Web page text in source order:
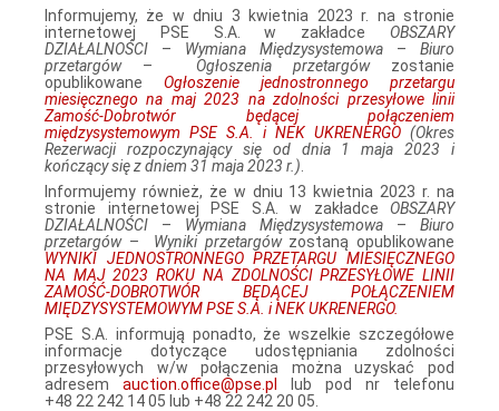
Informujemy, że w dniu 3 kwietnia 2023 r. na stronie
internetowej PSE S.A. w zakładce OBSZARY
DZIAŁALNOŚCI – Wymiana Międzysystemowa – Biuro
przetargów – Ogłoszenia przetargów zostanie
opublikowane Ogłoszenie jednostronnego przetargu
miesięcznego na maj 2023 na zdolności przesyłowe linii
Zamość‑Dobrotwór będącej połączeniem
międzysystemowym PSE S.A. i NEK UKRENERGO (Okres
Rezerwacji rozpoczynający się od dnia 1 maja 2023 i
kończący się z dniem 31 maja 2023 r.)
Informujemy również, że w dniu 13 kwietnia 2023 r. na
stronie internetowej PSE S.A. w zakładce OBSZARY
DZIAŁALNOŚCI – Wymiana Międzysystemowa – Biuro
przetargów – Wyniki przetargów zostaną opublikowane
WYNIKI JEDNOSTRONNEGO PRZETARGU MIESIĘCZNEGO
NA MAJ 2023 ROKU NA ZDOLNOŚCI PRZESYŁOWE LINII
ZAMOŚĆ-DOBROTWÓR BĘDĄCEJ POŁĄCZENIEM
MIĘDZYSYSTEMOWYM PSE S.A. i NEK UKRENERGO.
PSE S.A. informują ponadto, że wszelkie szczegółowe
informacje dotyczące udostępniania zdolności
przesyłowych w/w połączenia można uzyskać pod
adresem auction.office@pse.pl
lub pod nr telefonu
+48 22 242 14 05 lub +48 22 242 20 05.